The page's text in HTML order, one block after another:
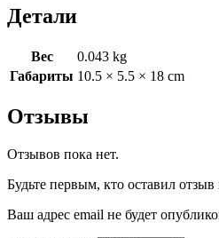
Детали
Вес
0.043 kg
Габариты 10.5 × 5.5 × 18 cm
Отзывы
Отзывов пока нет.
Будьте первым, кто оставил
Ваш адрес email не будет